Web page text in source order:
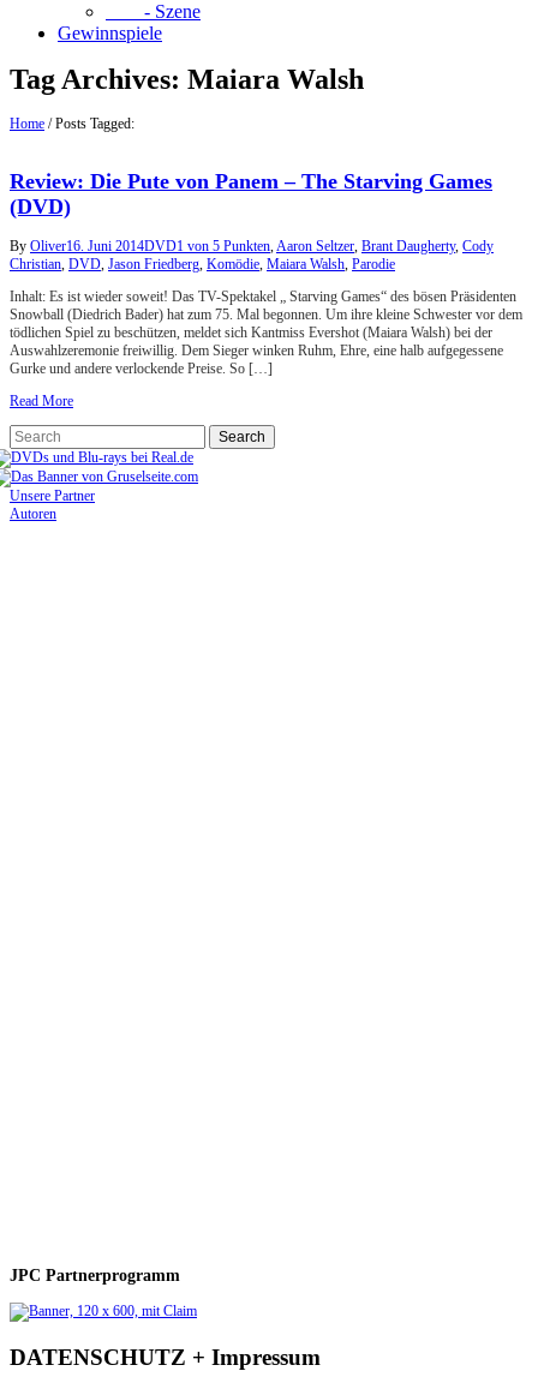
- Szene
Gewinnspiele
Tag Archives: Maiara Walsh
Home /Posts Tagged:
Review: Die Pute von Panem – The Starving Games
(DVD)
By Oliver16. Juni 2014DVD1 von 5 Punkten,Aaron Seltzer, Brant Daugherty, Cody
Christian, DVD, Jason Friedberg, Komödie, Maiara Walsh, Parodie
Inhalt: Es ist wieder soweit! Das TV-Spektakel „ Starving Games“ des bösen Präsidenten
Snowball (Diedrich Bader) hat zum 75. Mal begonnen. Um ihre kleine Schwester vor dem
tödlichen Spiel zu beschützen, meldet sich Kantmiss Evershot (Maiara Walsh) bei der
Auswahlzeremonie freiwillig. Dem Sieger winken Ruhm, Ehre, eine halb aufgegessene
Gurke und andere verlockende Preise. So […]
Read More
Unsere Partner
Autoren
JPC Partnerprogramm
DATENSCHUTZ + Impressum